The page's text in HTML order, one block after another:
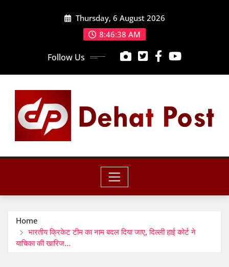
Thursday, 6 August 2026
8:46:40 AM
Follow Us
Home
भारतीय क्रिकेट टीम का नाम बदल दिया जाए, दिल्ली हाई कोर्ट ने
याचिका की खारिज…